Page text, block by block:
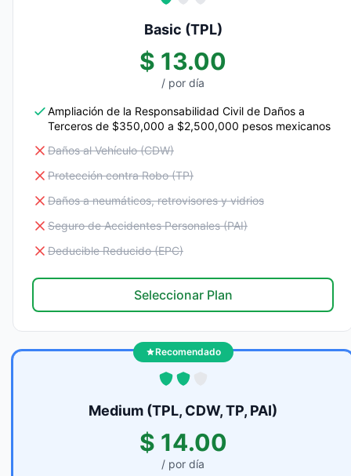
Basic (TPL)
$ 13.00
/ por día
Ampliación de la Responsabilidad Civil de Daños a
Terceros de $350,000 a $2,500,000 pesos mexicanos
Daños al Vehículo (CDW)
Protección contra Robo (TP)
Daños a neumáticos, retrovisores y vidrios
Seguro de Accidentes Personales (PAI)
Deducible Reducido (EPC)
Seleccionar Plan
Recomendado
Medium (TPL, CDW, TP, PAI)
$ 14.00
/ por día